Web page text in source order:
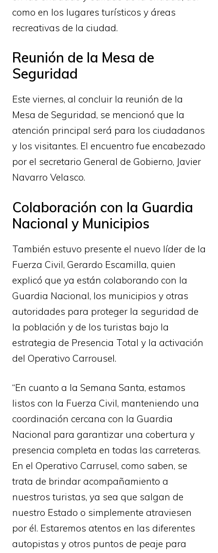
como en los lugares turísticos y áreas
recreativas de la ciudad.
Reunión de la Mesa de
Seguridad
Este viernes, al concluir la reunión de la
Mesa de Seguridad, se mencionó que la
atención principal será para los ciudadanos
y los visitantes. El encuentro fue encabezado
por el secretario General de Gobierno, Javier
Navarro Velasco.
Colaboración con la Guardia
Nacional y Municipios
También estuvo presente el nuevo líder de la
Fuerza Civil, Gerardo Escamilla, quien
explicó que ya están colaborando con la
Guardia Nacional, los municipios y otras
autoridades para proteger la seguridad de
la población y de los turistas bajo la
estrategia de Presencia Total y la activación
del Operativo Carrousel.
“En cuanto a la Semana Santa, estamos
listos con la Fuerza Civil, manteniendo una
coordinación cercana con la Guardia
Nacional para garantizar una cobertura y
presencia completa en todas las carreteras.
En el Operativo Carrusel, como saben, se
trata de brindar acompañamiento a
nuestros turistas, ya sea que salgan de
nuestro Estado o simplemente atraviesen
por él. Estaremos atentos en las diferentes
autopistas y otros puntos de peaje para